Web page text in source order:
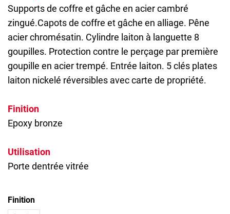
Supports de coffre et gâche en acier cambré
zingué.Capots de coffre et gâche en alliage. Pêne
acier chromésatin. Cylindre laiton à languette 8
goupilles. Protection contre le perçage par première
goupille en acier trempé. Entrée laiton. 5 clés plates
laiton nickelé réversibles avec carte de propriété.
Finition
Epoxy bronze
Utilisation
Porte dentrée vitrée
Finition